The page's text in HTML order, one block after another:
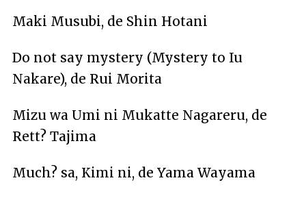
Maki Musubi, de Shin Hotani
Do not say mystery (Mystery to Iu
Nakare), de Rui Morita
Mizu wa Umi ni Mukatte Nagareru, de
Rett? Tajima
Much? sa, Kimi ni, de Yama Wayama